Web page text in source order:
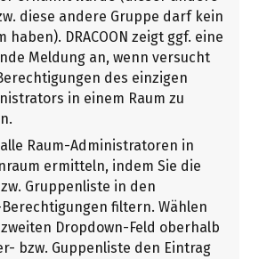
diese andere Gruppe darf kein
haben). DRACOON zeigt ggf. eine
Meldung an, wenn versucht
des einzigen
in einem Raum zu
Raum-Administratoren in
ermitteln, indem Sie die
Gruppenliste in den
filtern. Wählen
Dropdown-Feld oberhalb
bzw. Guppenliste den Eintrag